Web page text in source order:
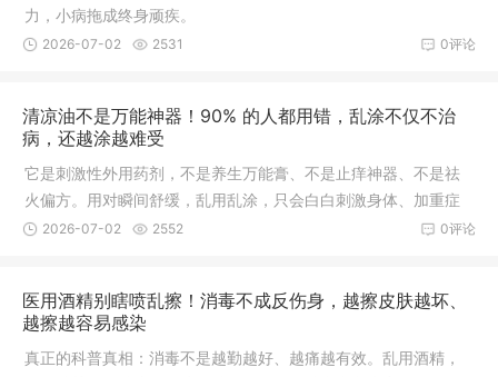
力，小病拖成终身顽疾。
0评论
2026-07-02 2531
清凉油不是万能神器！90% 的人都用错，乱涂不仅不治
病，还越涂越难受
它是刺激性外用药剂，不是养生万能膏、不是止痒神器、不是祛
火偏方。用对瞬间舒缓，乱用乱涂，只会白白刺激身体、加重症
状。
0评论
2026-07-02 2552
医用酒精别瞎喷乱擦！消毒不成反伤身，越擦皮肤越坏、
越擦越容易感染
真正的科普真相：消毒不是越勤越好、越痛越有效。乱用酒精，